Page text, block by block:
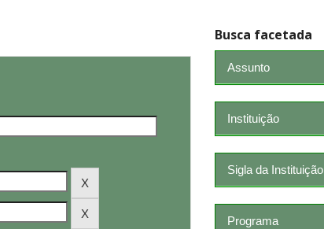
Busca facetada
Assunto
Instituição
Sigla da Instituição
Programa